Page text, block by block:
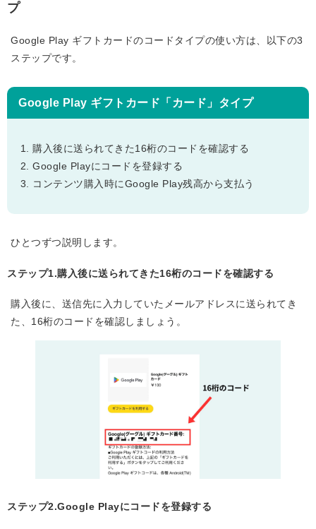
プ
Google Play ギフトカードのコードタイプの使い方は、以下の3
ステップです。
Google Play ギフトカード「カード」タイプ
購入後に送られてきた16桁のコードを確認する
Google Playにコードを登録する
コンテンツ購入時にGoogle Play残高から支払う
ひとつずつ説明します。
ステップ1.購入後に送られてきた16桁のコードを確認する
購入後に、送信先に入力していたメールアドレスに送られてき
た、16桁のコードを確認しましょう。
ステップ2.Google Playにコードを登録する